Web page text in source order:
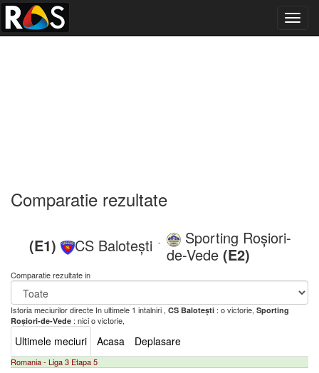
Comparatie rezultate
(E1) CS Balotești -
Sporting Roșiori-
de-Vede (E2)
Comparatie rezultate in
Istoria meciurilor directe In ultimele 1 intalniri , CS Balotești : o victorie, Sporting
Roșiori-de-Vede : nici o victorie,
Ultimele meciuri Acasa Deplasare
Romania - Liga 3 Etapa 5